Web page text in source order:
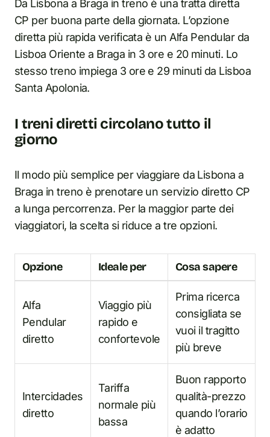
Da Lisbona a Braga in treno è una tratta diretta
CP per buona parte della giornata. L’opzione
diretta più rapida verificata è un Alfa Pendular da
Lisboa Oriente a Braga in 3 ore e 20 minuti. Lo
stesso treno impiega 3 ore e 29 minuti da Lisboa
Santa Apolonia.
I treni diretti circolano tutto il
giorno
Il modo più semplice per viaggiare da Lisbona a
Braga in treno è prenotare un servizio diretto CP
a lunga percorrenza. Per la maggior parte dei
viaggiatori, la scelta si riduce a tre opzioni.
Opzione Ideale per Cosa sapere
Alfa
Pendular
diretto
Viaggio più
rapido e
confortevole
Prima ricerca
consigliata se
vuoi il tragitto
più breve
Intercidades
diretto
Tariffa
normale più
bassa
Buon rapporto
qualità-prezzo
quando l’orario
è adatto